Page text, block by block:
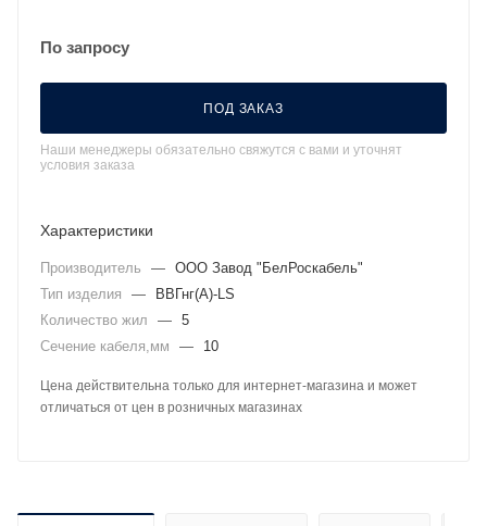
По запросу
ПОД ЗАКАЗ
Наши менеджеры обязательно свяжутся с вами и уточнят
условия заказа
Характеристики
Производитель — ООО Завод "БелРоскабель"
Тип изделия
—
ВВГнг(А)-LS
Количество жил
— 5
Сечение кабеля,мм
— 10
Цена действительна только для интернет-магазина и может
отличаться от цен в розничных магазинах